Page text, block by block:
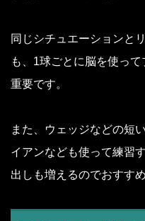
同じシチュエーションと
も、1球ごとに脳を使っ
重要です。
また、ウェッジなどの短
イアンなども使って練習
出しも増えるのでおすすめ